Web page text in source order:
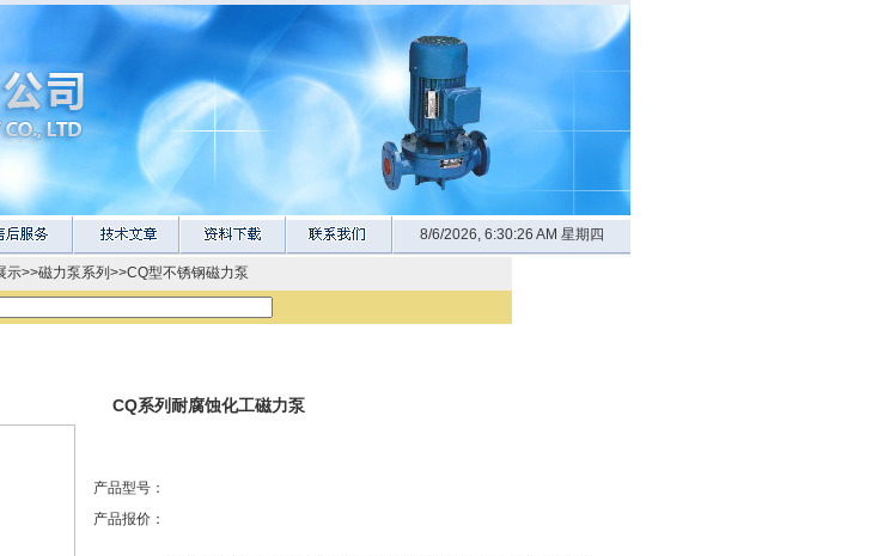
8/6/2026, 6:30:27 AM 星期四
示>>磁力泵系列 >>CQ型不锈钢磁力泵
CQ系列耐腐蚀化工磁力泵
产品型号：
产品报价：